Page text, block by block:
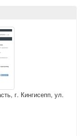
г. Кингисепп, ул.